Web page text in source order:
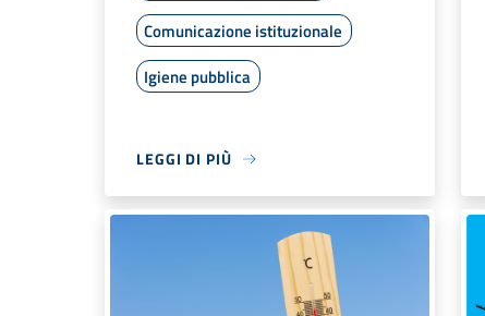
Comunicazione istituzionale
Igiene pubblica
LEGGI DI PIÙ